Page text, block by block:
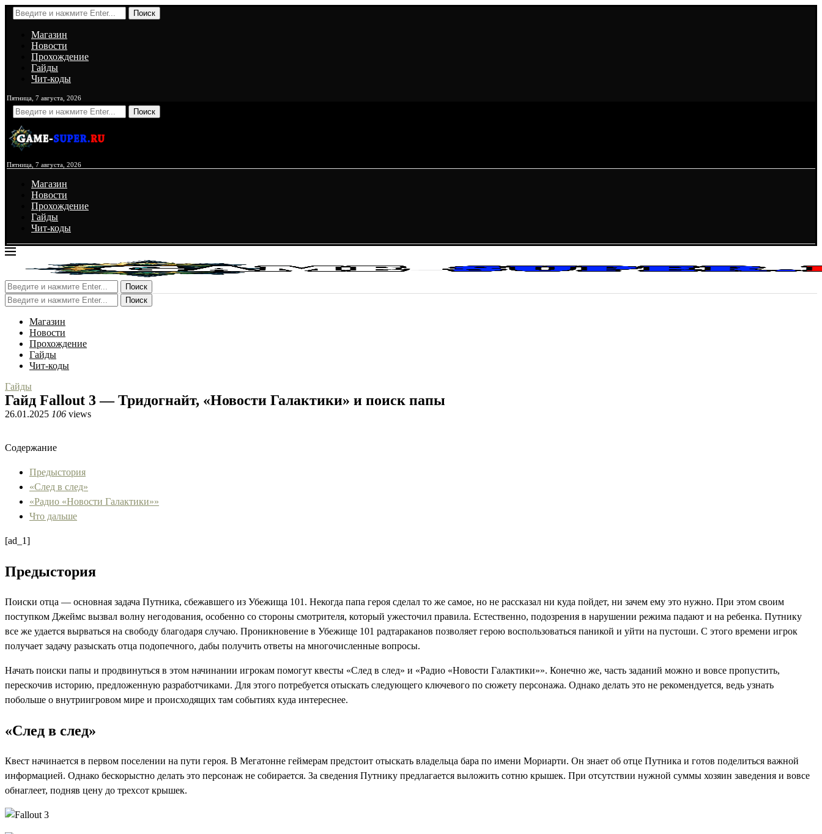
Поиск
Магазин
Новости
Прохождение
Гайды
Чит-коды
Пятница, 7 августа, 2026
Поиск
Пятница, 7 августа, 2026
Магазин
Новости
Прохождение
Гайды
Чит-коды
Поиск
Поиск
Магазин
Новости
Прохождение
Гайды
Чит-коды
Гайды
Гайд Fallout 3 — Тридогнайт, «Новости Галактики» и поиск папы
26.01.2025 106 views
Содержание
Предыстория
«След в след»
«Радио «Новости Галактики»»
Что дальше
[ad_1]
Предыстория
Поиски отца — основная задача Путника, сбежавшего из Убежища 101. Некогда папа героя сделал то же самое, но не рассказал ни куда пойдет, ни зачем ему это нужно. При этом своим
поступком Джеймс вызвал волну негодования, особенно со стороны смотрителя, который ужесточил правила. Естественно, подозрения в нарушении режима падают и на ребенка. Путнику
все же удается вырваться на свободу благодаря случаю. Проникновение в Убежище 101 радтараканов позволяет герою воспользоваться паникой и уйти на пустоши. С этого времени игрок
получает задачу разыскать отца подопечного, дабы получить ответы на многочисленные вопросы.
Начать поиски папы и продвинуться в этом начинании игрокам помогут квесты «След в след» и «Радио «Новости Галактики»». Конечно же, часть заданий можно и вовсе пропустить,
перескочив историю, предложенную разработчиками. Для этого потребуется отыскать следующего ключевого по сюжету персонажа. Однако делать это не рекомендуется, ведь узнать
побольше о внутриигровом мире и происходящих там событиях куда интереснее.
«След в след»
Квест начинается в первом поселении на пути героя. В Мегатонне геймерам предстоит отыскать владельца бара по имени Мориарти. Он знает об отце Путника и готов поделиться важной
информацией. Однако бескорыстно делать это персонаж не собирается. За сведения Путнику предлагается выложить сотню крышек. При отсутствии нужной суммы хозяин заведения и вовсе
обнаглеет, подняв цену до трехсот крышек.